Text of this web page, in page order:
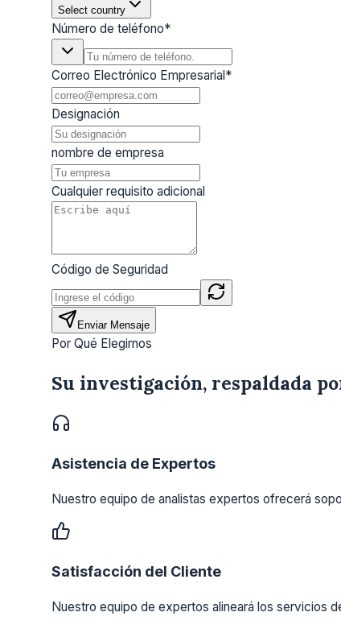
Select country
Número de teléfono*
Correo Electrónico Empresarial*
Designación
nombre de empresa
Cualquier requisito adicional
Código de Seguridad
Enviar Mensaje
Por Qué Elegirnos
Su investigación, respaldada
Asistencia de Expertos
Nuestro equipo de analistas expertos ofrecerá
Satisfacción del Cliente
Nuestro equipo de expertos alineará los servicios